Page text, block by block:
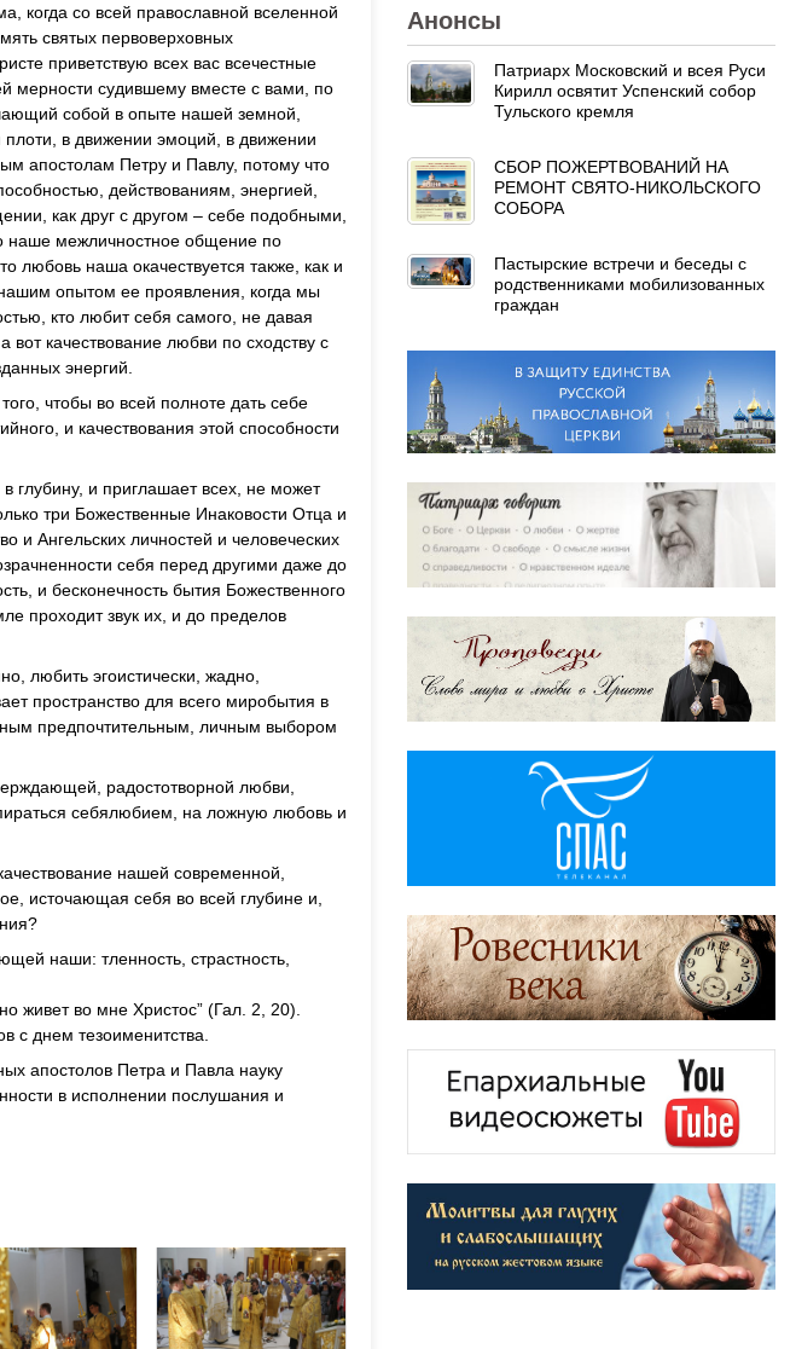
когда со всей православной вселенной
святых первоверховных
приветствую всех вас всечестные
мерности судившему вместе с вами, по
собой в опыте нашей земной,
в движении эмоций, в движении
апостолам Петру и Павлу, потому что
действованиям, энергией,
как друг с другом – себе подобными,
наше межличностное общение по
любовь наша окачествуется также, как и
опытом ее проявления, когда мы
кто любит себя самого, не давая
вот качествование любви по сходству с
энергий.
чтобы во всей полноте дать себе
и качествования этой способности
глубину, и приглашает всех, не может
три Божественные Инаковости Отца и
Ангельских личностей и человеческих
себя перед другими даже до
и бесконечность бытия Божественного
проходит звук их, и до пределов
любить эгоистически, жадно,
пространство для всего миробытия в
предпочтительным, личным выбором
радостотворной любви,
себялюбием, на ложную любовь и
нашей современной,
источающая себя во всей глубине и,
наши: тленность, страстность,
живет во мне Христос” (Гал. 2, 20).
с днем тезоименитства.
апостолов Петра и Павла науку
в исполнении послушания и
Анонсы
Патриарх Московский и всея Руси
Кирилл освятит Успенский собор
Тульского кремля
СБОР ПОЖЕРТВОВАНИЙ НА
РЕМОНТ СВЯТО-НИКОЛЬСКОГО
СОБОРА
Пастырские встречи и беседы с
родственниками мобилизованных
граждан